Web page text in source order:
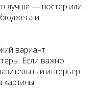
лучше — постер или
бюджета и
вариант
Если важно
интерьер
картины.